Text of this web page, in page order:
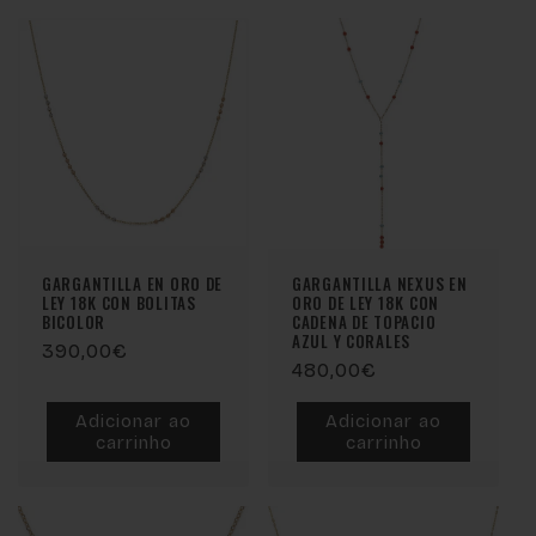
GARGANTILLA EN ORO DE
LEY 18K CON BOLITAS
BICOLOR
Preço
390,00€
Adicionar ao
carrinho
GARGANTILLA NEXUS EN
ORO DE LEY 18K CON
CADENA DE TOPACIO
AZUL Y CORALES
Preço
normal
480,00€
Adicionar ao
carrinho